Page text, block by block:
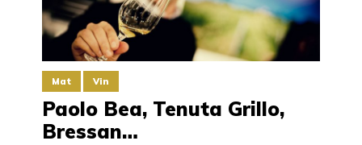
Mat Vin
Paolo Bea, Tenuta Grillo,
Bressan…